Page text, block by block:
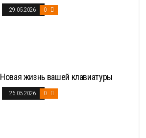
29.05.2026 0
Новая жизнь вашей клавиатуры
26.05.2026 0